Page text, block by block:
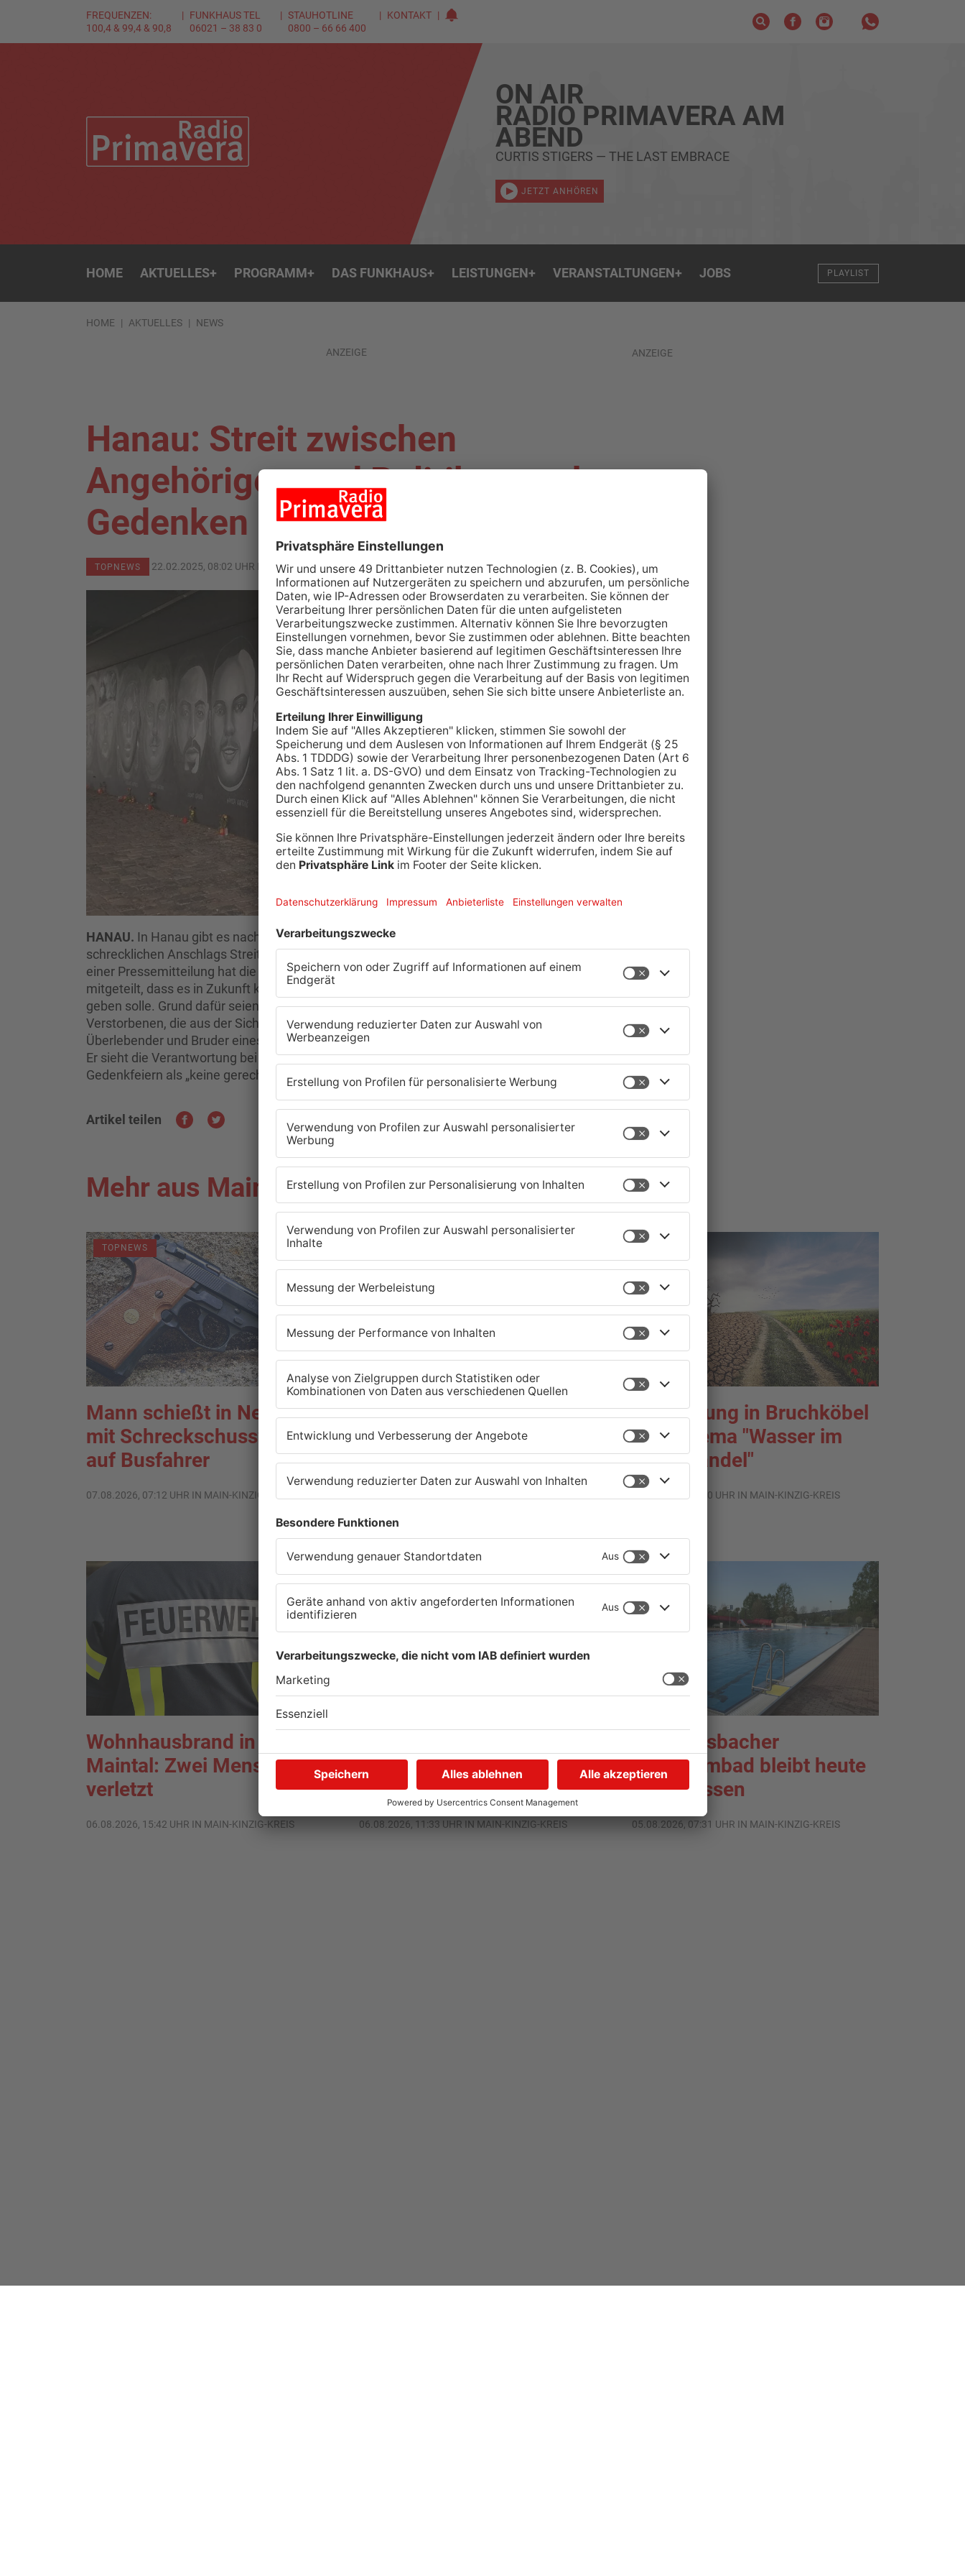
FREQUENZEN:
100,4 & 99,4 & 90,8
FUNKHAUS TEL
06021 – 38 83 0
STAUHOTLINE
0800 – 66 66 400
KONTAKT
ON AIR
RADIO PRIMAVERA AM
ABEND
CURTIS STIGERS — THE LAST EMBRACE
JETZT ANHÖREN
HOME AKTUELLES+ PROGRAMM+ DAS FUNKHAUS+ LEISTUNGEN+ VERANSTALTUNGEN+ JOBS PLAYLIST
HOME AKTUELLES NEWS
ANZEIGE
Hanau: Streit zwischen
Angehörigen und Politiker nach
Gedenken
TOPNEWS 22.02.2025, 08:02 UHR IN MAIN-KINZIG-KREIS
HANAU. In Hanau gibt es nach der Gedenkveranstaltung zum fünften Jahrestag des
schrecklichen Anschlags Streit zwischen den Angehörigen und der Politik. In
einer Pressemitteilung hat die Koalition der Stadt, bestehend aus CDU, SPD und FDP
mitgeteilt, dass es in Zukunft keine Gedenkveranstaltung in solch großem Rahmen mehr
geben solle. Grund dafür seien unter anderem die harten Worte einer Mutter eines
Verstorbenen, die aus der Sicht der Politiker eine Art Hetzrede war. Said Etris Hashemi,
Überlebender und Bruder eines Opfers vom 19. Februar meldet sich derweil per Instagram:
Er sieht die Verantwortung bei der Stadt, zu erinnern und beurteilt eingeschränkte
Gedenkfeiern als „keine gerechte und angemessene Lösung“
Artikel teilen
ANZEIGE
Mehr aus Main-Kinzig-Kreis
TOPNEWS
Mann schießt in Neuberg
mit Schreckschusswaffe
auf Busfahrer
07.08.2026, 07:12 UHR IN MAIN-KINZIG-KREIS
Schwerer Unfall zwischen
Langenselbolder Dreieck
und Hanauer Kreuz
Ausstellung in Bruchköbel
zum Thema "Wasser im
Klimawandel"
07.08.2026, 05:00 UHR IN MAIN-KINZIG-KREIS
Wohnhausbrand in
Maintal: Zwei Menschen
verletzt
06.08.2026, 15:42 UHR IN MAIN-KINZIG-KREIS
Pendler im Main-Kinzig-
Kreis und in Hanau
06.08.2026, 11:33 UHR IN MAIN-KINZIG-KREIS
Wächtersbacher
Schwimmbad bleibt heute
geschlossen
05.08.2026, 07:31 UHR IN MAIN-KINZIG-KREIS